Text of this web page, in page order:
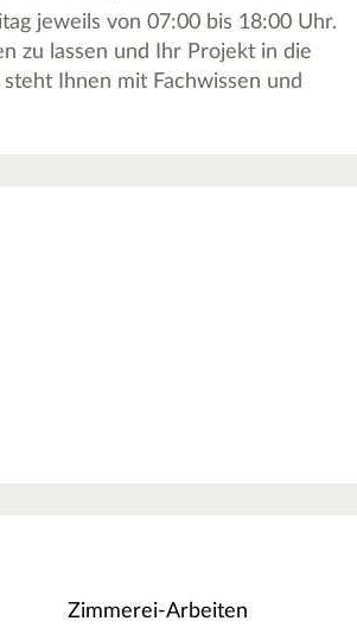
jeweils von 07:00 bis 18:00 Uhr.
zu lassen und Ihr Projekt in die
Ihnen mit Fachwissen und
Zimmerei-Arbeiten